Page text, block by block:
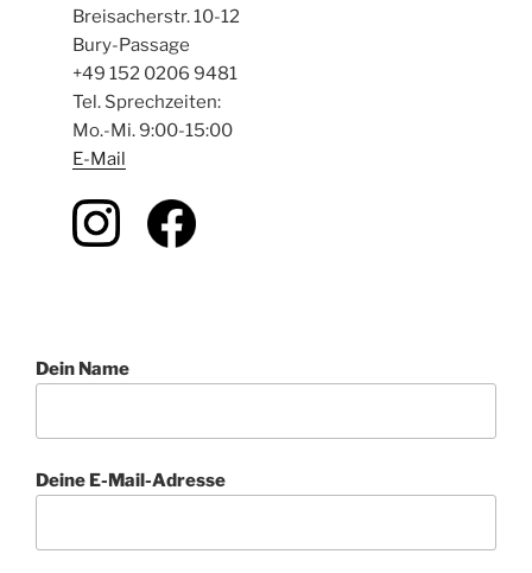
Breisacherstr. 10-12
Bury-Passage
+49 152 0206 9481
Tel. Sprechzeiten:
Mo.-Mi. 9:00-15:00
E-Mail
Dein Name
Deine E-Mail-Adresse